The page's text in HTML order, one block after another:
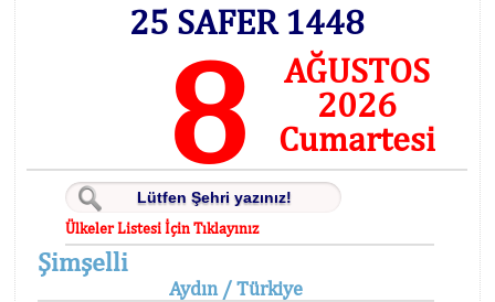
25 SAFER 1448
8
AĞUSTOS
2026
Cumartesi
Ülkeler Listesi İçin Tıklayınız
Şimşelli
Aydın / Türkiye